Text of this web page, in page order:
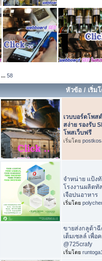
...58
หัวข้อ / เริ่ม
เวบบอร์ดโพส
สง่าย รองรับ
โพสเว็บฟรี
เริ่มโดย
จำหน่าย แป้ง
โรงงานผลิตทั
เจือปนอาหาร
เริ่มโดย
ขายส่งกลูต้าฉี
เต็มเซลล์ เพื่อ
@725crafy
เริ่มโดย